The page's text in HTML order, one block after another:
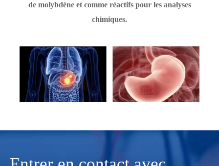
de molybdène et comme réactifs pour les analyses
chimiques.